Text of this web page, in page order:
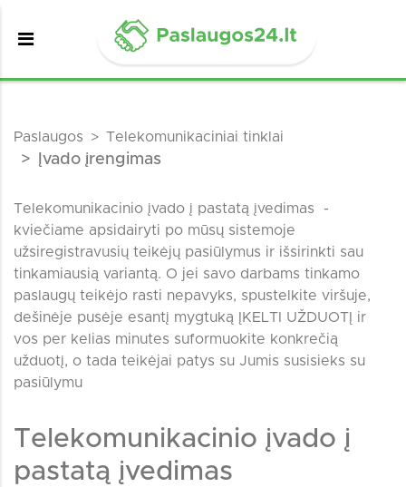
Paslaugos Telekomunikaciniai tinklai
Įvado įrengimas
Telekomunikacinio įvado į pastatą įvedimas -
kviečiame apsidairyti po mūsų sistemoje
užsiregistravusių teikėjų pasiūlymus ir išsirinkti sau
tinkamiausią variantą. O jei savo darbams tinkamo
paslaugų teikėjo rasti nepavyks, spustelkite viršuje,
dešinėje pusėje esantį mygtuką ĮKELTI UŽDUOTĮ ir
vos per kelias minutes suformuokite konkrečią
užduotį, o tada teikėjai patys su Jumis susisieks su
pasiūlymu
Telekomunikacinio įvado į
pastatą įvedimas